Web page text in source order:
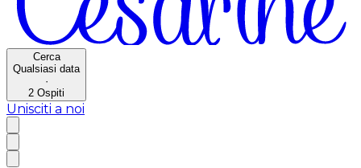
Cerca
Qualsiasi data
·
2 Ospiti
Unisciti a noi